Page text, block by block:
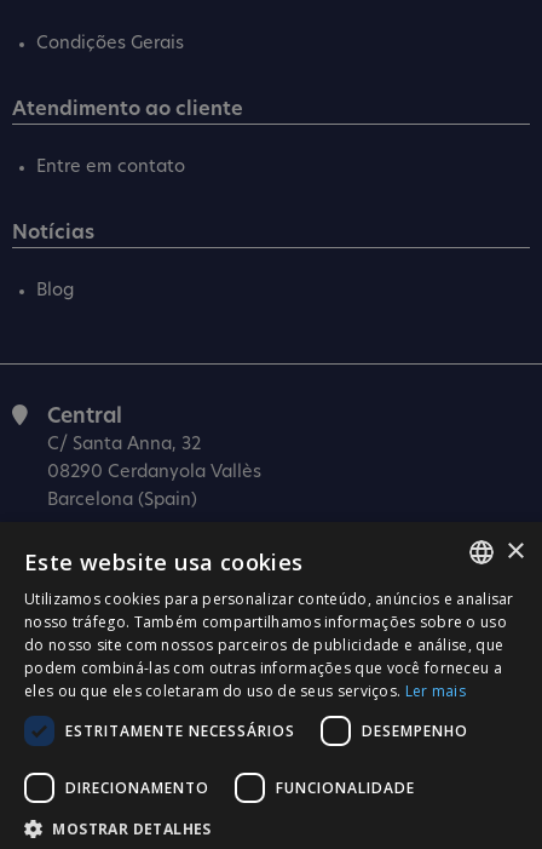
Condições Gerais
Atendimento ao cliente
Entre em contato
Notícias
Blog
Central
C/ Santa Anna, 32
08290 Cerdanyola Vallès
Barcelona (Spain)
C/ Josep Estivill, 11-13
08027 Barcelona
(Spain)
Madrid
C/ Méndez Álvaro 20, oficina 440
28045 Madrid
(Spain)
SPANISH
CATALÀ
ENGLISH
PORTUGUESE
×
Este website usa cookies
Utilizamos cookies para personalizar conteúdo, anúncios e analisar
nosso tráfego. Também compartilhamos informações sobre o uso
do nosso site com nossos parceiros de publicidade e análise, que
podem combiná-las com outras informações que você forneceu a
eles ou que eles coletaram do uso de seus serviços. Ler mais
ESTRITAMENTE NECESSÁRIOS
DESEMPENHO
DIRECIONAMENTO FUNCIONALIDADE
MOSTRAR DETALHES